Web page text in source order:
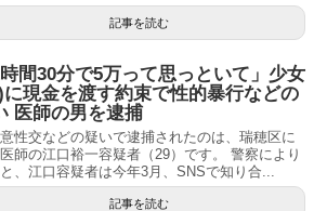
記事を読む
時間30分で5万って思っといて」少女
に現金を渡す約束で性的暴行などの
医師の男を逮捕
性交などの疑いで逮捕されたのは、瑞穂区に
師の江口裕一容疑者（29）です。 警察により
、江口容疑者は今年3月、SNSで知り合...
記事を読む